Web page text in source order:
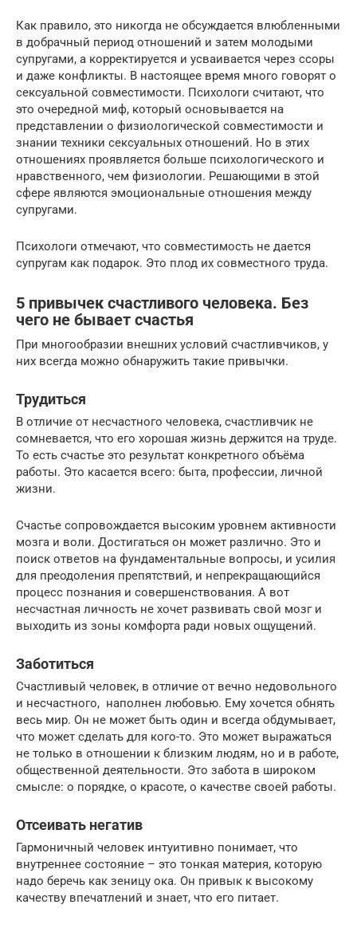
Как правило, это никогда не обсуждается влюбленными
в добрачный период отношений и затем молодыми
супругами, а корректируется и усваивается через ссоры
и даже конфликты. В настоящее время много говорят о
сексуальной совместимости. Психологи считают, что
это очередной миф, который основывается на
представлении о физиологической совместимости и
знании техники сексуальных отношений. Но в этих
отношениях проявляется больше психологического и
нравственного, чем физиологии. Решающими в этой
сфере являются эмоциональные отношения между
супругами.
Психологи отмечают, что совместимость не дается
супругам как подарок. Это плод их совместного труда.
5 привычек счастливого человека. Без
чего не бывает счастья
При многообразии внешних условий счастливчиков, у
них всегда можно обнаружить такие привычки.
Трудиться
В отличие от несчастного человека, счастливчик не
сомневается, что его хорошая жизнь держится на труде.
То есть счастье это результат конкретного объёма
работы. Это касается всего: быта, профессии, личной
жизни.
Счастье сопровождается высоким уровнем активности
мозга и воли. Достигаться он может различно. Это и
поиск ответов на фундаментальные вопросы, и усилия
для преодоления препятствий, и непрекращающийся
процесс познания и совершенствования. А вот
несчастная личность не хочет развивать свой мозг и
выходить из зоны комфорта ради новых ощущений.
Заботиться
Счастливый человек, в отличие от вечно недовольного
и несчастного, наполнен любовью. Ему хочется обнять
весь мир. Он не может быть один и всегда обдумывает,
что может сделать для кого-то. Это может выражаться
не только в отношении к близким людям, но и в работе,
общественной деятельности. Это забота в широком
смысле: о порядке, о красоте, о качестве своей работы.
Отсеивать негатив
Гармоничный человек интуитивно понимает, что
внутреннее состояние – это тонкая материя, которую
надо беречь как зеницу ока. Он привык к высокому
качеству впечатлений и знает, что его питает.